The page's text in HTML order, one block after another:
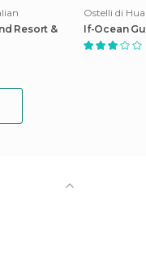
Resort &
Ostelli di
If-Ocean